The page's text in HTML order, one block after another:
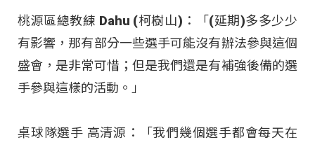
桃源區總教練 Dahu (柯樹山)：「(延期)多多少少
有影響，那有部分一些選手可能沒有辦法參與這個
盛會，是非常可惜；但是我們還是有補強後備的選
手參與這樣的活動。」
桌球隊選手 高清源：「我們幾個選手都會每天在